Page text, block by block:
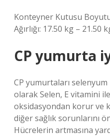
Konteyner Kutusu
Ağırlığı: 17.50 kg – 21.50
CP yumurta
CP yumurtaları
olarak Selen, E vitamini
oksidasyondan korur ve
diğer sağlık sorunlarını
Hücrelerin artmasına